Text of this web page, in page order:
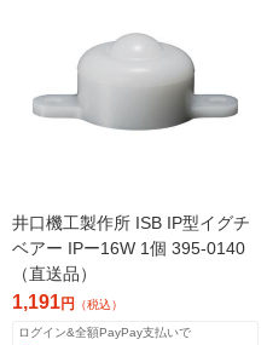
井口機工製作所 ISB IP型イグチ
ベアー IPー16W 1個 395-0140
（直送品）
1,191円 （税込）
ログイン&全額PayPay支払いで